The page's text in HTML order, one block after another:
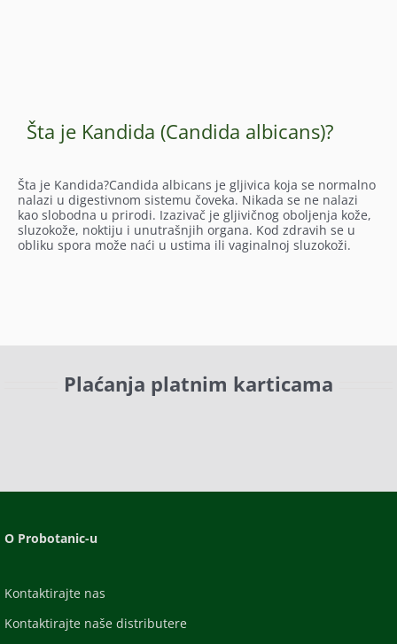
Šta je Kandida (Candida albicans)?
Šta je Kandida?Candida albicans je gljivica koja se normalno
nalazi u digestivnom sistemu čoveka. Nikada se ne nalazi
kao slobodna u prirodi. Izazivač je gljivičnog oboljenja kože,
sluzokože, noktiju i unutrašnjih organa. Kod zdravih se u
obliku spora može naći u ustima ili vaginalnoj sluzokoži.
Plaćanja platnim karticama
O Probotanic-u
Kontaktirajte nas
Kontaktirajte naše distributere